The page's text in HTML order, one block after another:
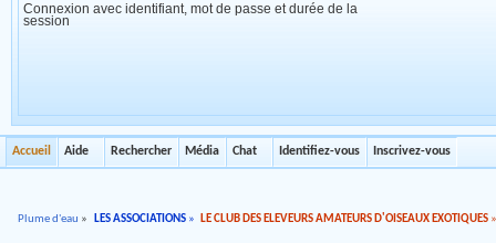
Connexion avec identifiant, mot de passe et durée de la
session
Accueil Aide Rechercher Média Chat Identifiez-vous Inscrivez-vous
Plume d'eau » LES ASSOCIATIONS» LE CLUB DES ELEVEURS AMATEURS D'OISEAUX EXOTIQUES